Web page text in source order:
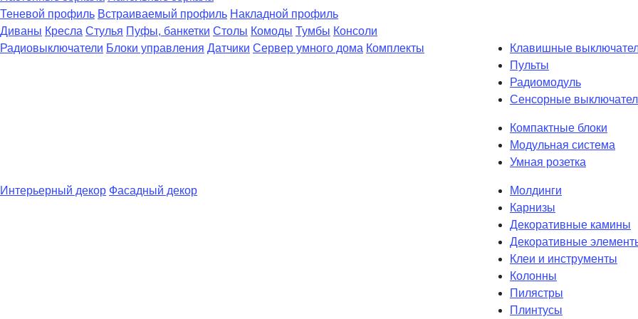
Теневой профиль Встраиваемый профиль Накладной профиль
Диваны Кресла Стулья Пуфы, банкетки Столы Комоды Тумбы Консоли
Радиовыключатели Блоки управления Датчики Сервер умного дома Комплекты
Клавишные
Пульты
Радиомодуль
Сенсорные
Компактные блоки
Модульная система
Умная розетка
Интерьерный декор Фасадный декор
Молдинги
Карнизы
Декоративные камины
Декоративные
Клеи и инструменты
Колонны
Пилястры
Плинтусы